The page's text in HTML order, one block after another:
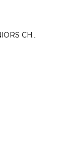
CFI U14-U19 ET SENIORS CHATELAILLO